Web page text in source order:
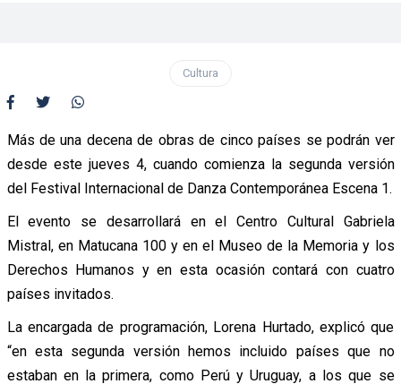
Cultura
Más de una decena de obras de cinco países se podrán ver
desde este jueves 4, cuando comienza la segunda versión
del Festival Internacional de Danza Contemporánea Escena 1.
El evento se desarrollará en el Centro Cultural Gabriela
Mistral, en Matucana 100 y en el Museo de la Memoria y los
Derechos Humanos y en esta ocasión contará con cuatro
países invitados.
La encargada de programación, Lorena Hurtado, explicó que
“en esta segunda versión hemos incluido países que no
estaban en la primera, como Perú y Uruguay, a los que se